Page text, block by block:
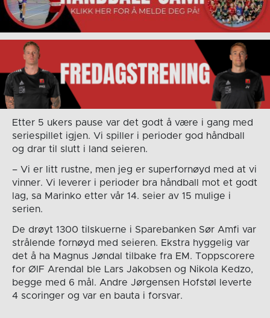
Etter 5 ukers pause var det godt å være i gang med
seriespillet igjen. Vi spiller i perioder god håndball
og drar til slutt i land seieren.
– Vi er litt rustne, men jeg er superfornøyd med at vi
vinner. Vi leverer i perioder bra håndball mot et godt
lag, sa Marinko etter vår 14. seier av 15 mulige i
serien.
De drøyt 1300 tilskuerne i Sparebanken Sør Amfi var
strålende fornøyd med seieren. Ekstra hyggelig var
det å ha Magnus Jøndal tilbake fra EM. Toppscorere
for ØIF Arendal ble Lars Jakobsen og Nikola Kedzo,
begge med 6 mål. Andre Jørgensen Hofstøl leverte
4 scoringer og var en bauta i forsvar.